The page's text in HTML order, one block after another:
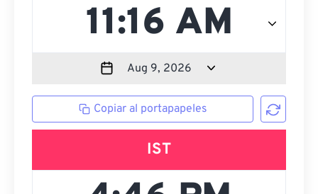
Copiar al portapapeles
IST